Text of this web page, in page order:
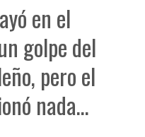
en el
golpe del
pero el
nada…